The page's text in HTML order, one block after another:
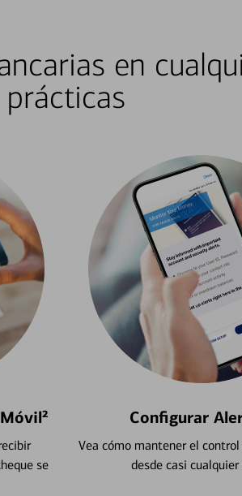
en
prácticas
se
Configurar
Vea cómo mantener el
desde casi cualquier